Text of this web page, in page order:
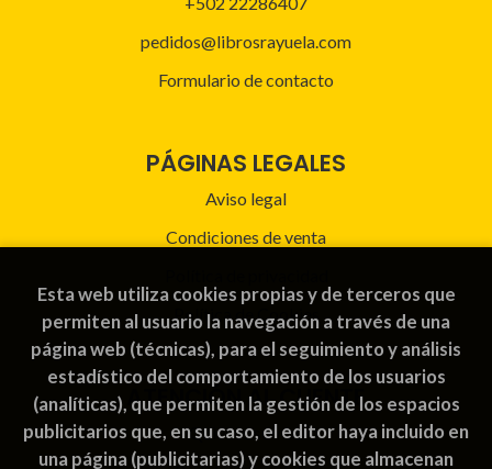
pedidos@librosrayuela.com
Formulario de contacto
PÁGINAS LEGALES
Aviso legal
Condiciones de venta
Política de Cookies
ATENCIÓN AL CLIENTE
Quiénes somos
Esta web utiliza cookies propias y de terceros que
permiten al usuario la navegación a través de una
página web (técnicas), para el seguimiento y análisis
estadístico del comportamiento de los usuarios
(analíticas), que permiten la gestión de los espacios
publicitarios que, en su caso, el editor haya incluido en
una página (publicitarias) y cookies que almacenan